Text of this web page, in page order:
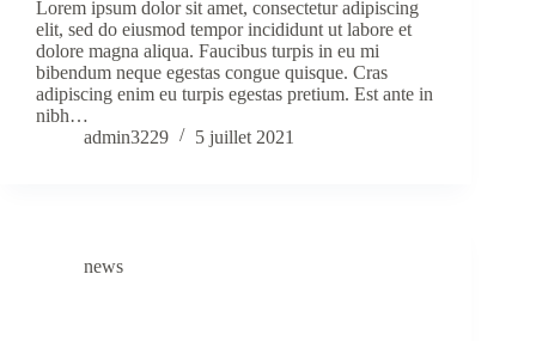
Lorem ipsum dolor sit amet, consectetur adipiscing
elit, sed do eiusmod tempor incididunt ut labore et
dolore magna aliqua. Faucibus turpis in eu mi
bibendum neque egestas congue quisque. Cras
adipiscing enim eu turpis egestas pretium. Est ante in
nibh…
admin3229
5 juillet 2021
news